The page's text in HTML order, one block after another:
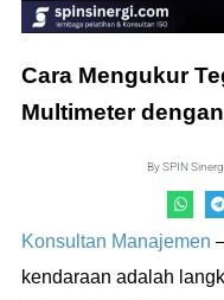
Cara Mengukur
Multimeter
BySPIN
Konsultan Manajemen
kendaraan adalah